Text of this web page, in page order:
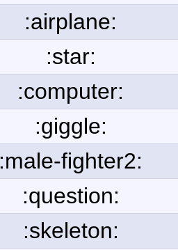
:airplane:
:star:
:computer:
:giggle:
:male-fighter2:
:question:
:skeleton: